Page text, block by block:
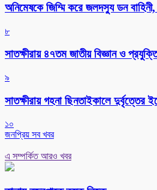
অনিমেষকে জিম্মি করে জলদস্যু ডন
৮
সাতক্ষীরায় ৪৭তম জাতীয় বিজ্ঞান ও
৯
সাতক্ষীরায় গহনা ছিনতাইকালে দুর্বৃত্তের
১০
জনপ্রিয় সব খবর
এ সম্পর্কিত আরও খবর